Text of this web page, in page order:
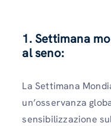
1. Settimana
al seno:
La Settimana
un’osservanza
sensibilizzazione